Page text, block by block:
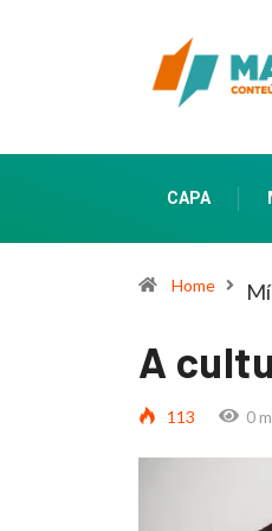
CAPA
Home
A
113 0